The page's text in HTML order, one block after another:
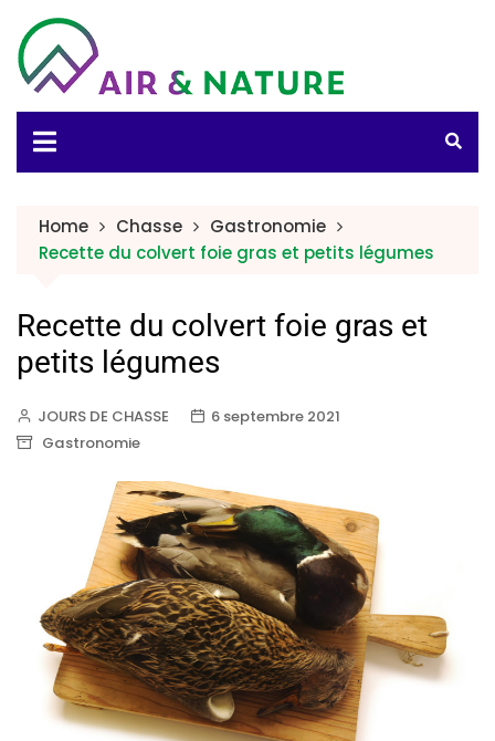
Home Chasse
Gastronomie
Recette du colvert foie gras et petits légumes
Recette du colvert foie gras et
petits légumes
JOURS DE CHASSE
6 septembre 2021
Gastronomie